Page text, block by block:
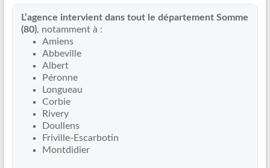
fuite
piscine
partout
réparation
canalisations
L’agence intervient dans tout le département Somme
(80), notamment à :
Amiens
Abbeville
Albert
Péronne
Longueau
Corbie
Rivery
Doullens
Friville-Escarbotin
Montdidier